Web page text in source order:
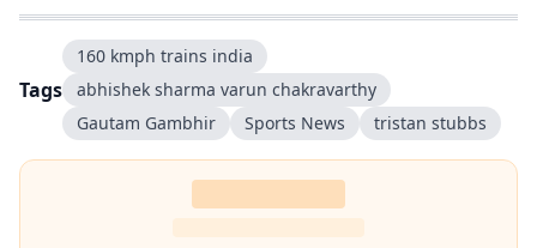
Tags
160 kmph trains india
abhishek sharma varun chakravarthy
Gautam Gambhir
Sports News tristan stubbs